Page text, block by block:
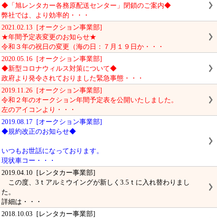
◆「旭レンタカー各務原配送センター」閉鎖のご案内◆
弊社では、より効率的・・・
2021.02.13 [オークション事業部]
★年間予定表変更のお知らせ★
令和３年の祝日の変更（海の日：７月１９日か・・・
2020.05.16 [オークション事業部]
◆新型コロナウィルス対策について◆
政府より発令されておりました緊急事態・・・
2019.11.26 [オークション事業部]
令和２年のオークション年間予定表を公開いたしました。
左のアイコンより・・・
2019.08.17 [オークション事業部]
◆規約改正のお知らせ◆
いつもお世話になっております。
現状車コー・・・
2019.04.10 [レンタカー事業部]
この度、3ｔアルミウイングが新しく3.5ｔに入れ替わりまし
た。
詳細は・・・
2018.10.03 [レンタカー事業部]